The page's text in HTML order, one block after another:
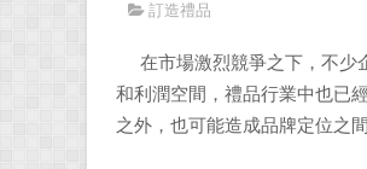
訂造禮品
在市場激烈競爭之下，不少
和利潤空間，禮品行業中也已
之外，也可能造成品牌定位之